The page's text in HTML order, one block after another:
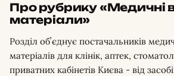
Про рубрику «Медичні
матеріали»
Розділ обʼєднує постачальників
матеріалів для клінік, аптек,
приватних кабінетів Києва - від